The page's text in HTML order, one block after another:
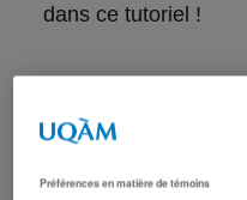
dans ce tutoriel !
Préférences en matière de témoins